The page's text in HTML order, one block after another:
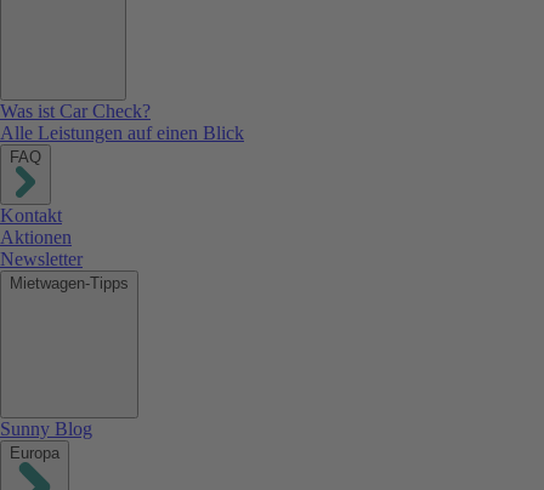
Was ist Car Check?
Alle Leistungen auf einen Blick
FAQ
Kontakt
Aktionen
Newsletter
Mietwagen-Tipps
Sunny Blog
Europa